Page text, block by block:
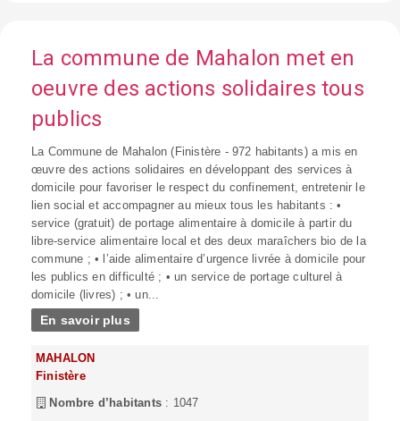
La commune de Mahalon met en
oeuvre des actions solidaires tous
publics
La Commune de Mahalon (Finistère - 972 habitants) a mis en
œuvre des actions solidaires en développant des services à
domicile pour favoriser le respect du confinement, entretenir le
lien social et accompagner au mieux tous les habitants : •
service (gratuit) de portage alimentaire à domicile à partir du
libre-service alimentaire local et des deux maraîchers bio de la
commune ; • l’aide alimentaire d’urgence livrée à domicile pour
les publics en difficulté ; • un service de portage culturel à
domicile (livres) ; • un...
En savoir plus
MAHALON
Finistère
Nombre d’habitants : 1047